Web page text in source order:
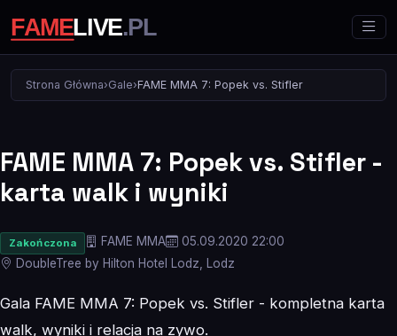
Strona Główna›Gale›FAME MMA 7: Popek vs. Stifler
FAME MMA 7: Popek vs. Stifler -
karta walk i wyniki
Zakończona FAME MMA
05.09.2020 22:00
DoubleTree by Hilton Hotel Lodz, Lodz
Gala FAME MMA 7: Popek vs. Stifler - kompletna karta
walk, wyniki i relacja na zywo.